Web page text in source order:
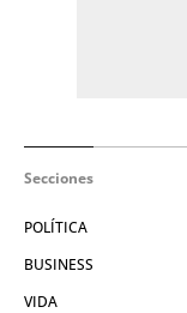
Secciones
POLÍTICA
BUSINESS
VIDA